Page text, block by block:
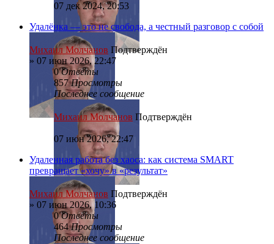
07 дек 2024, 20:53
Удалёнка — это не свобода, а честный разговор с собой
Михаил Молчанов Подтверждён
» 07 июн 2026, 22:47
0Ответы
857Просмотры
Последнее сообщение
Михаил Молчанов Подтверждён
07 июн 2026, 22:47
Удаленная работа без хаоса: как система SMART
превращает «хочу» в «результат»
Михаил Молчанов Подтверждён
» 07 июн 2026, 10:36
0Ответы
464Просмотры
Последнее сообщение